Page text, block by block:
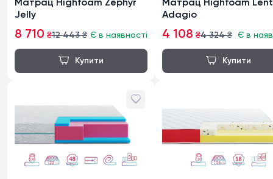
Матрац Highfoam Zephyr
Jelly
8 710 ₴12 443₴ Є в наявності
Матрац Highfoam
Adagio
4 108 ₴4 324₴ Є в